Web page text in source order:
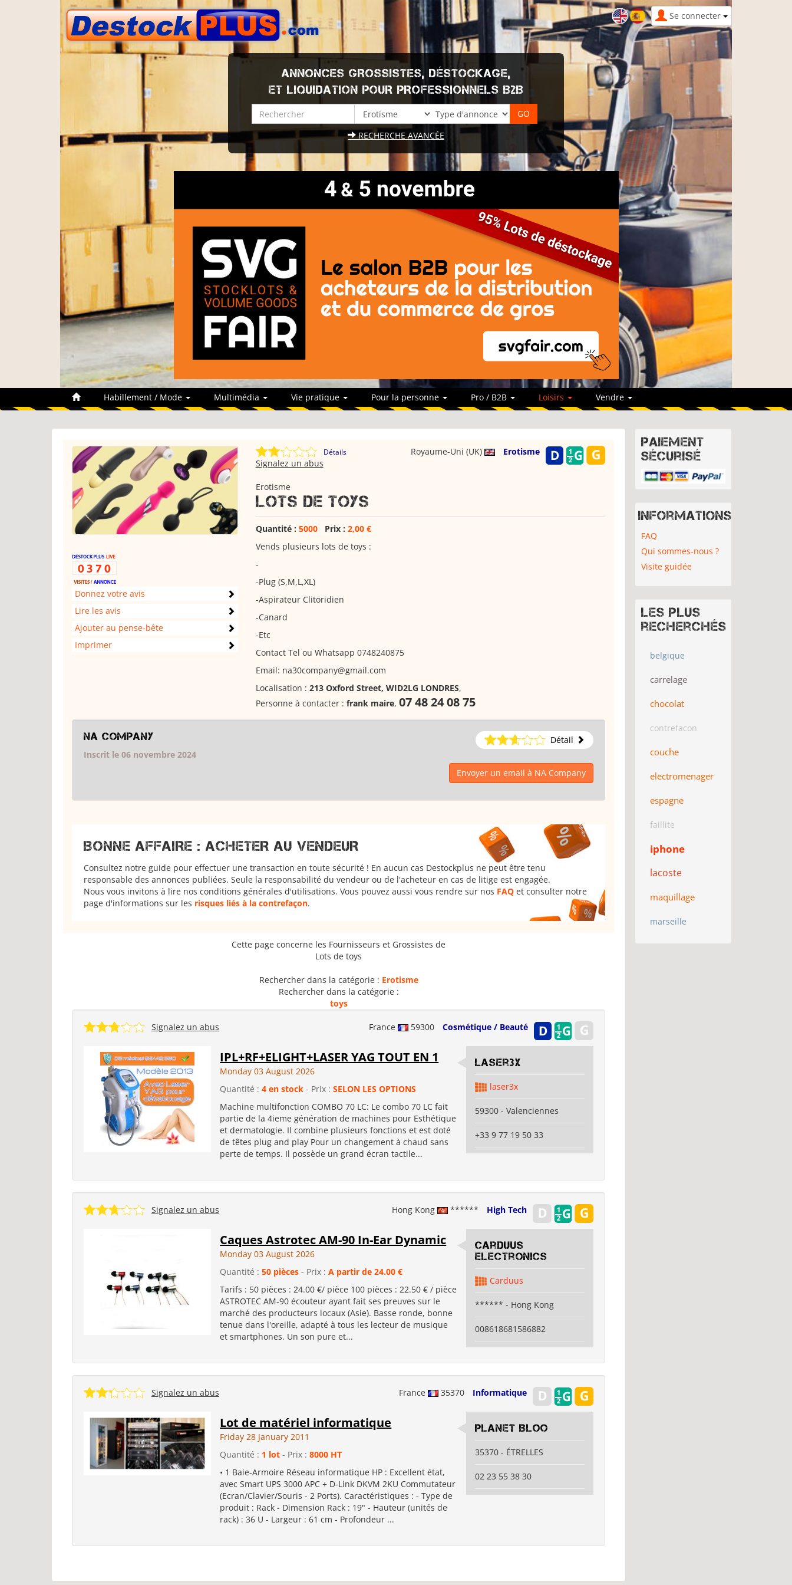
Se connecter
ANNONCES GROSSISTES, DÉSTOCKAGE,
ET LIQUIDATION POUR PROFESSIONNELS B2B
RECHERCHE AVANCÉE
Habillement / Mode Multimédia Vie pratique Pour la personne Pro / B2B Loisirs Vendre
Donnez votre avis
Lire les avis
Ajouter au pense-bête
Imprimer
Détails Royaume-Uni (UK)
Erotisme
Signalez un abus
Erotisme
Lots de toys
Quantité : 5000Prix : 2,00 €
Vends plusieurs lots de toys :
-
-Plug (S,M,L,XL)
-Aspirateur Clitoridien
-Canard
-Etc
Contact Tel ou Whatsapp 0748240875
Email: na30company@gmail.com
Localisation : 213 Oxford Street, WID2LG LONDRES,
Personne à contacter : frank maire, 07 48 24 08 75
NA Company
Détail
Inscrit le 06 novembre 2024
Envoyer un email à NA Company
BONNE AFFAIRE : ACHETER AU VENDEUR
Consultez notre guide pour effectuer une transaction en toute sécurité ! En aucun cas Destockplus ne peut être tenu
responsable des annonces publiées. Seule la responsabilité du vendeur ou de l'acheteur en cas de litige est engagée.
Nous vous invitons à lire nos conditions générales d'utilisations. Vous pouvez aussi vous rendre sur nos FAQ et consulter notre
page d'informations sur les risques liés à la contrefaçon.
Cette page concerne les Fournisseurs et Grossistes de
Lots de toys
Rechercher dans la catégorie : Erotisme
Rechercher dans la catégorie :
toys
France 59300 Cosmétique / Beauté
Signalez un abus
IPL+RF+ELIGHT+LASER YAG TOUT EN 1
Monday 03 August 2026
Quantité :4 en stock - Prix :SELON LES OPTIONS
Machine multifonction COMBO 70 LC: Le combo 70 LC fait
partie de la 4ieme génération de machines pour Esthétique
et dermatologie. Il combine plusieurs fonctions et est doté
de têtes plug and play Pour un changement à chaud sans
perte de temps. Il possède un grand écran tactile...
Laser3x
laser3x
59300 - Valenciennes
+33 9 77 19 50 33
Hong Kong ****** High Tech
Signalez un abus
Caques Astrotec AM-90 In-Ear Dynamic
Monday 03 August 2026
Quantité :50 pièces- Prix :A partir de 24.00 €
Tarifs : 50 pièces : 24.00 €/ pièce 100 pièces : 22.50 € / pièce
ASTROTEC AM-90 écouteur ayant fait ses preuves sur le
marché des producteurs locaux (Asie). Basse ronde, bonne
tenue dans l'oreille, adapté à tous les lecteur de musique
et smartphones. Un son pure et...
Carduus
Electronics
Carduus
****** - Hong Kong
008618681586882
France 35370 Informatique
Signalez un abus
Lot de matériel informatique
Friday 28 January 2011
Quantité : 1 lot - Prix :8000 HT
• 1 Baie-Armoire Réseau informatique HP : Excellent état,
avec Smart UPS 3000 APC + D-Link DKVM 2KU Commutateur
(Ecran/Clavier/Souris - 2 Ports). Caractéristiques : - Type de
produit : Rack - Dimension Rack : 19" - Hauteur (unités de
rack) : 36 U - Largeur : 61 cm - Profondeur ...
Planet Bloo
35370 - ÉTRELLES
02 23 55 38 30
Paiement
sécurisé
Informations
FAQ
Qui sommes-nous ?
Visite guidée
Les plus
recherchés
belgique
carrelage
chocolat
contrefacon
couche
electromenager
espagne
faillite
iphone
lacoste
maquillage
marseille